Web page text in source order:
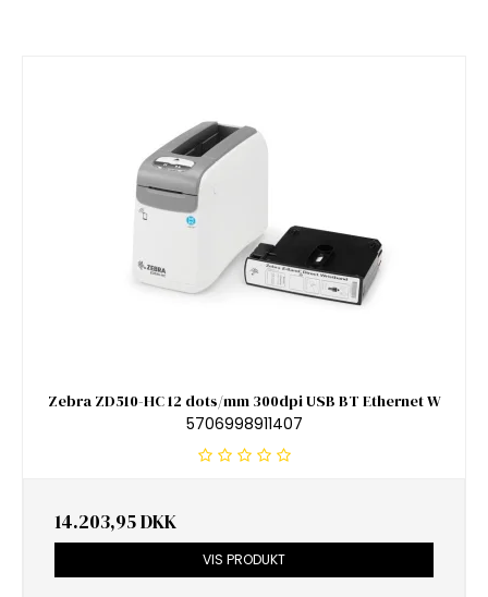
Zebra ZD510-HC 12 dots/mm 300dpi USB BT Ethernet W
5706998911407
14.203,95 DKK
VIS PRODUKT